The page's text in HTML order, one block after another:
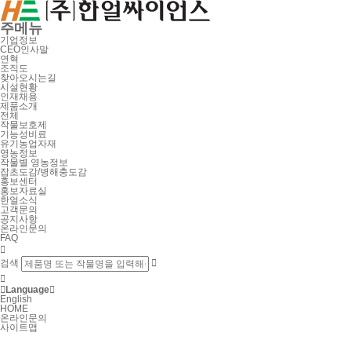
주메뉴
기업정보
CEO인사말
연혁
조직도
찾아오시는길
시설현황
인재채용
제품소개
전체
작물보호제
기능성비료
유기농업자재
영농정보
작물별 영농정보
잡초도감/병해충도감
홍보센터
홍보자료실
한얼소식
고객문의
공지사항
온라인문의
FAQ

검색


 Language
English
HOME
온라인문의
사이트맵